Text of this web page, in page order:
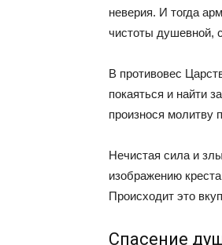
неверия. И тогда
чистоты душевной,
В противовес
покаяться и найти
произнося молитву
Нечистая сила и
изображению
Происходит это
Спасение